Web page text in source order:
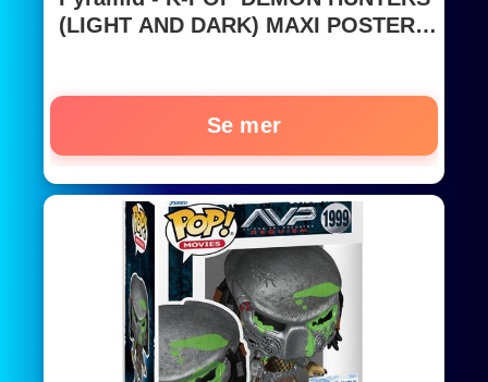
(LIGHT AND DARK) MAXI POSTER -
Se mer